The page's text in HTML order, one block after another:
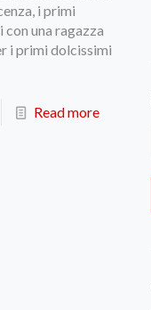
i primi
una ragazza
i primi dolcissimi
Read more